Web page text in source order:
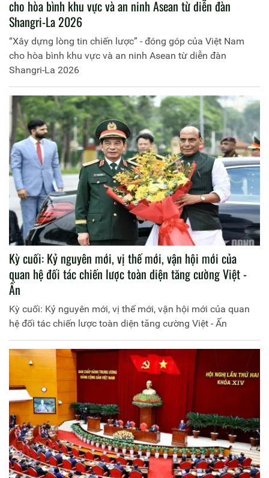
cho hòa bình khu vực và an ninh Asean từ diễn đàn
Shangri-La 2026
“Xây dựng lòng tin chiến lược” - đóng góp của Việt Nam
cho hòa bình khu vực và an ninh Asean từ diễn đàn
Shangri-La 2026
Kỳ cuối: Kỷ nguyên mới, vị thế mới, vận hội mới của
quan hệ đối tác chiến lược toàn diện tăng cường Việt -
Ấn
Kỳ cuối: Kỷ nguyên mới, vị thế mới, vận hội mới của quan
hệ đối tác chiến lược toàn diện tăng cường Việt - Ấn